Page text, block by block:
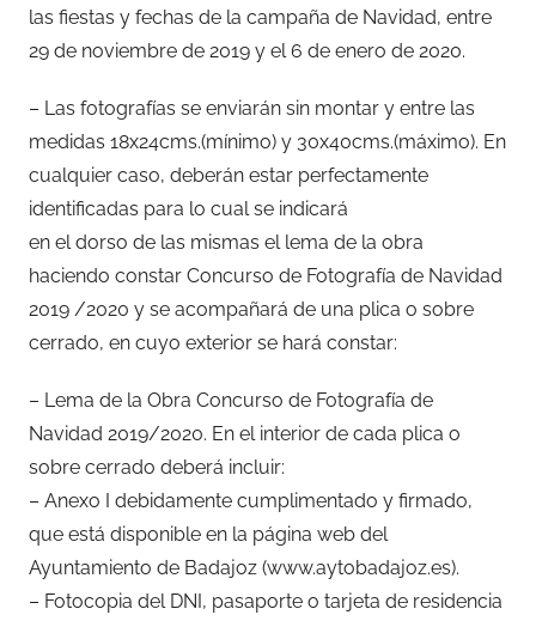
las fiestas y fechas de la campaña de Navidad, entre
29 de noviembre de 2019 y el 6 de enero de 2020.
– Las fotografías se enviarán sin montar y entre las
medidas 18x24cms.(mínimo) y 30x40cms.(máximo). En
cualquier caso, deberán estar perfectamente
identificadas para lo cual se indicará
en el dorso de las mismas el lema de la obra
haciendo constar Concurso de Fotografía de Navidad
2019 /2020 y se acompañará de una plica o sobre
cerrado, en cuyo exterior se hará constar:
– Lema de la Obra Concurso de Fotografía de
Navidad 2019/2020. En el interior de cada plica o
sobre cerrado deberá incluir:
– Anexo I debidamente cumplimentado y firmado,
que está disponible en la página web del
Ayuntamiento de Badajoz (www.aytobadajoz.es).
– Fotocopia del DNI, pasaporte o tarjeta de residencia